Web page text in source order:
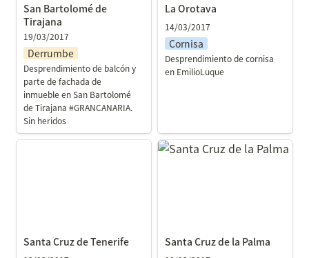
San Bartolomé de
Tirajana
19/03/2017
Derrumbe
Desprendimiento de balcón y
parte de fachada de
inmueble en San Bartolomé
de Tirajana #GRANCANARIA.
Sin heridos
La Orotava
14/03/2017
Cornisa
Desprendimiento de cornisa
en EmilioLuque
Santa Cruz de Tenerife
Santa Cruz de la Palma
Santa Cruz de la Palma